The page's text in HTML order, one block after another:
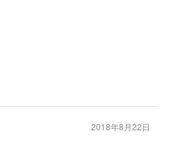
2018年8月22日